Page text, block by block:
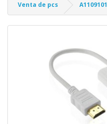
Venta de pcs A1109101